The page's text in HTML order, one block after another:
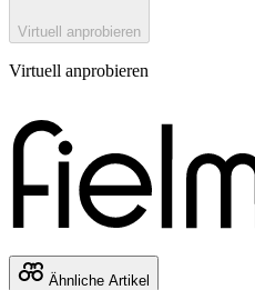
Virtuell anprobieren
Virtuell anprobieren
Ähnliche Artikel